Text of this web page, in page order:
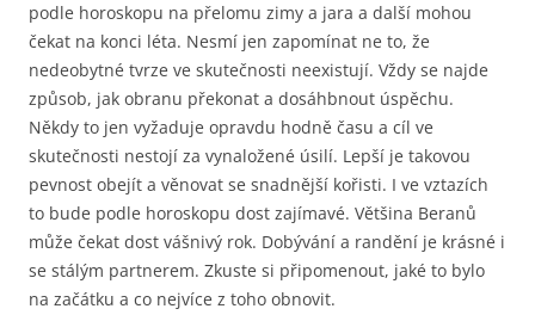
podle horoskopu na přelomu zimy a jara a další mohou
čekat na konci léta. Nesmí jen zapomínat ne to, že
nedeobytné tvrze ve skutečnosti neexistují. Vždy se najde
způsob, jak obranu překonat a dosáhbnout úspěchu.
Někdy to jen vyžaduje opravdu hodně času a cíl ve
skutečnosti nestojí za vynaložené úsilí. Lepší je takovou
pevnost obejít a věnovat se snadnější kořisti. I ve vztazích
to bude podle horoskopu dost zajímavé. Většina Beranů
může čekat dost vášnivý rok. Dobývání a randění je krásné i
se stálým partnerem. Zkuste si připomenout, jaké to bylo
na začátku a co nejvíce z toho obnovit.